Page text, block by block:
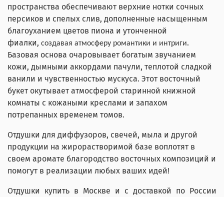
пространства обеспечивают верхние нотки сочных
персиков и спелых слив, дополненные насыщенным
благоуханием цветов пиона и утонченной
фиалки, создавая атмосферу романтики и интриги.
Базовая основа очаровывает богатым звучанием
кожи, дымными аккордами пачули, теплотой сладкой
ванили и чувственностью мускуса. Этот восточный
букет окутывает атмосферой старинной книжной
комнаты с кожаными креслами и запахом
потрепанных временем томов.
Отдушки для диффузоров, свечей, мыла и другой
продукции на жирорастворимой базе воплотят в
своем аромате благородство восточных композиций и
помогут в реализации любых ваших идей!
Отдушки купить в Москве и с доставкой по России